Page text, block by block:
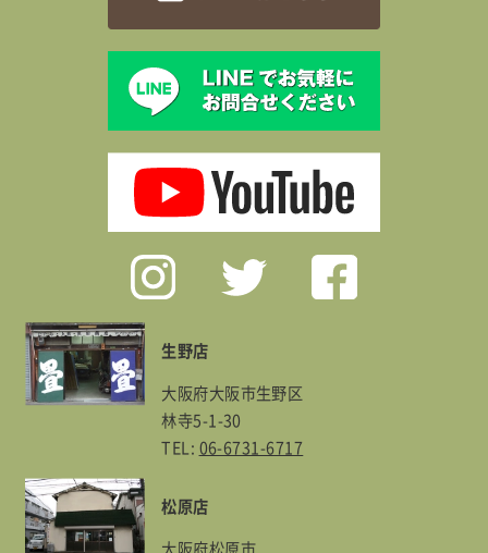
生野店
大阪府大阪市生野区
林寺5-1-30
TEL: 06-6731-6717
松原店